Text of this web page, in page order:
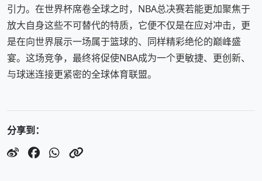
引力。在世界杯席卷全球之时，NBA总决赛若能更加聚焦于
放大自身这些不可替代的特质，它便不仅是在应对冲击，更
是在向世界展示一场属于篮球的、同样精彩绝伦的巅峰盛
宴。这场竞争，最终将促使NBA成为一个更敏捷、更创新、
与球迷连接更紧密的全球体育联盟。
分享到：